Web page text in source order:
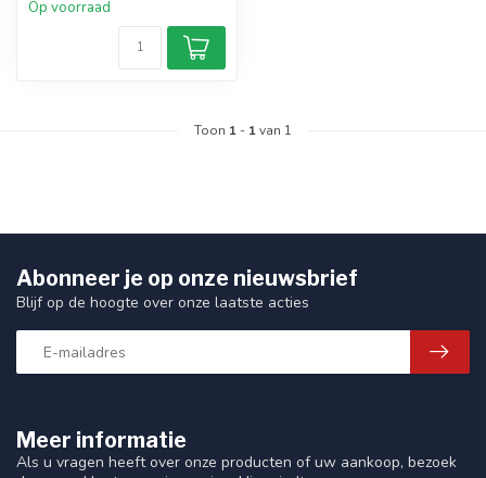
Op voorraad
Toon 1 - 1van 1
Meer informatie
Als u vragen heeft over onze producten of uw aankoop, bezoek
Abonneer je op onze nieuwsbrief
Blijf op de hoogte over onze laatste acties